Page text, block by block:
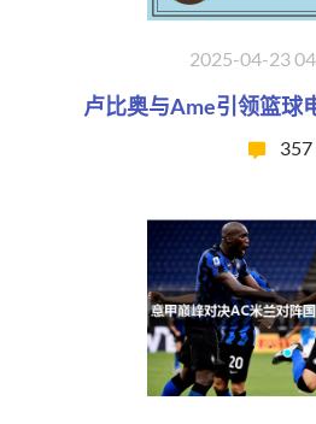
2025-04-23
卢比奥与Ame引领篮球
357